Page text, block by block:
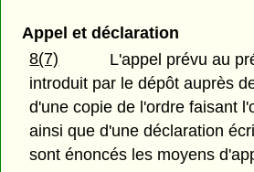
Appel et déclaration
8(7)
L'appel prévu au
introduit par le dépôt auprès
d'une copie de l'ordre faisant
ainsi que d'une déclaration
sont énoncés les moyens